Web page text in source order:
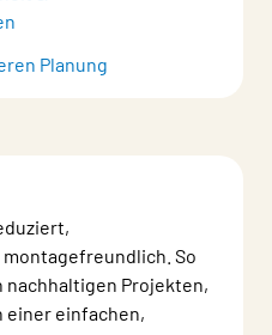
Planung
So
Projekten,
einer einfachen,